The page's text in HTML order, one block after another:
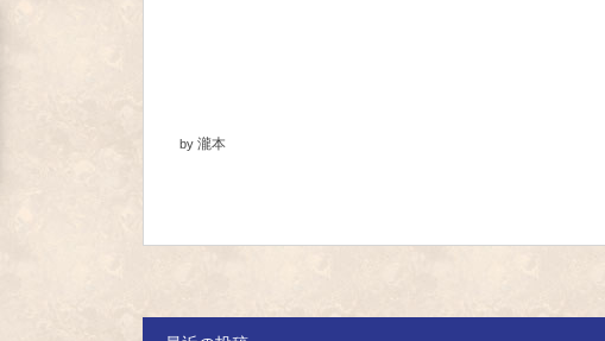
by 瀧本